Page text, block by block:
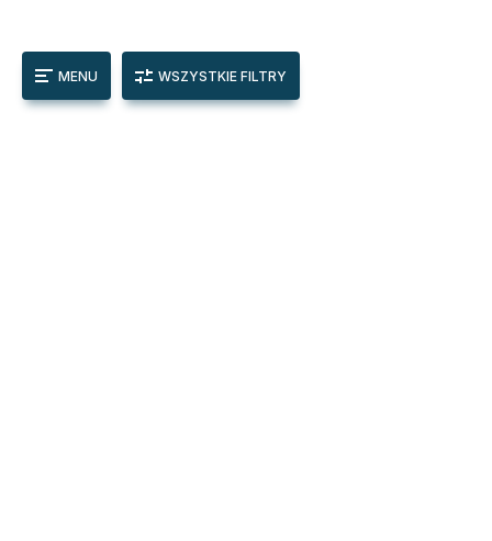
MENU WSZYSTKIE FILTRY